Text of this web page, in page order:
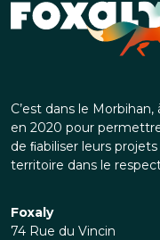
C’est dans le Morbihan,
en 2020 pour
de ﬁabiliser leurs
territoire dans le
Foxaly
74 Rue du Vincin